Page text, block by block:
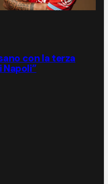
con la terza
Napoli”